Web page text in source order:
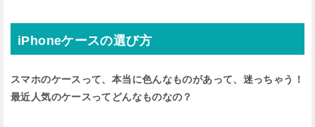
iPhoneケースの選び方
スマホのケースって、本当に色んなものがあって、迷っちゃう！
最近人気のケースってどんなものなの？